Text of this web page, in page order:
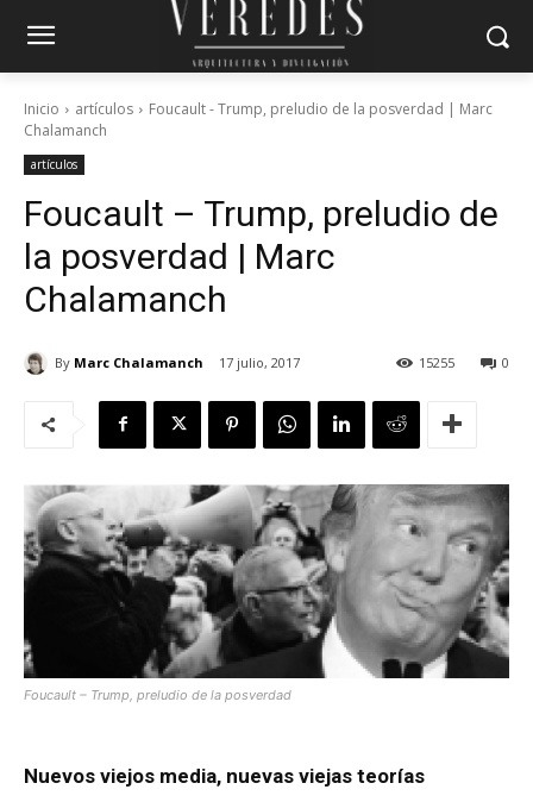
Inicio artículos
Foucault - Trump, preludio de la posverdad | Marc
Chalamanch
artículos
Foucault – Trump, preludio de
la posverdad | Marc
Chalamanch
By Marc Chalamanch 17 julio, 2017 0
15255
Foucault – Trump, preludio de la posverdad
Nuevos viejos media, nuevas viejas teorías